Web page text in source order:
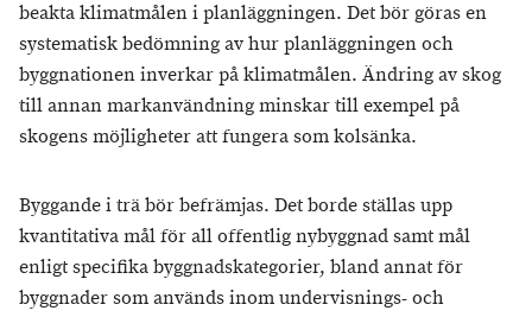
beakta klimatmålen i planläggningen. Det bör göras en
systematisk bedömning av hur planläggningen och
byggnationen inverkar på klimatmålen. Ändring av skog
till annan markanvändning minskar till exempel på
skogens möjligheter att fungera som kolsänka.
Byggande i trä bör befrämjas. Det borde ställas upp
kvantitativa mål för all offentlig nybyggnad samt mål
enligt specifika byggnadskategorier, bland annat för
byggnader som används inom undervisnings- och